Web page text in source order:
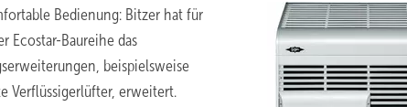
Bedienung: Bitzer hat für
Ecostar-Baureihe das
beispielsweise
Verflüssigerlüfter, erweitert.